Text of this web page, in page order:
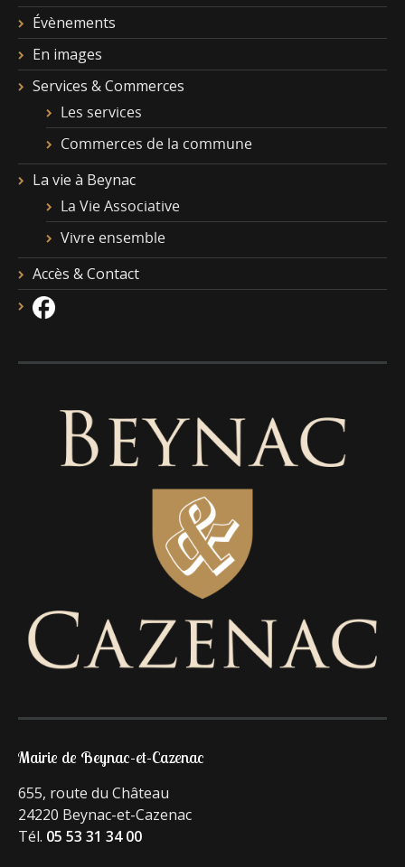
Évènements
En images
Services & Commerces
Les services
Commerces de la commune
La vie à Beynac
La Vie Associative
Vivre ensemble
Accès & Contact
Mairie de Beynac-et-Cazenac
655, route du Château
24220 Beynac-et-Cazenac
Tél. 05 53 31 34 00